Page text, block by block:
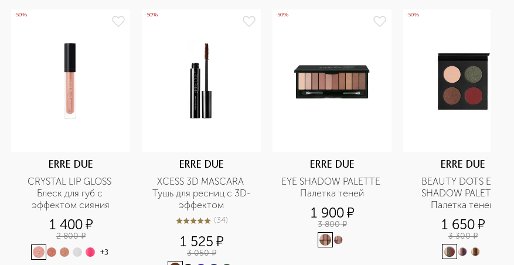
-50%
ERRE DUE
CRYSTAL LIP GLOSS
Блеск для губ с
эффектом сияния
1 400¤
2 800 ¤
+3
-50%
ERRE DUE
XCESS 3D MASCARA
Тушь для ресниц с 3D-
эффектом
4.9из534 (34)
1 525 ¤
3 050 ¤
-50%
ERRE DUE
EYE SHADOW PALETTE
Палетка теней
1 900¤
3 800 ¤
-50%
ERRE DUE
BEAUTY DOTS EYE
SHADOW PALETTE
Палетка теней
1 650¤
3 300 ¤